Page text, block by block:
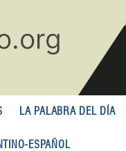
LA PALABRA DEL DÍA
ESPAÑOL